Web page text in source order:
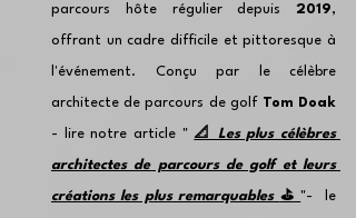
parcours hôte régulier depuis 2019,
offrant un cadre difficile et pittoresque à
l'événement. Conçu par le célèbre
architecte de parcours de golf Tom Doak
- lire notre article " 📐 Les plus célèbres
architectes de parcours de golf et leurs
créations les plus remarquables ⛳️ "-  le